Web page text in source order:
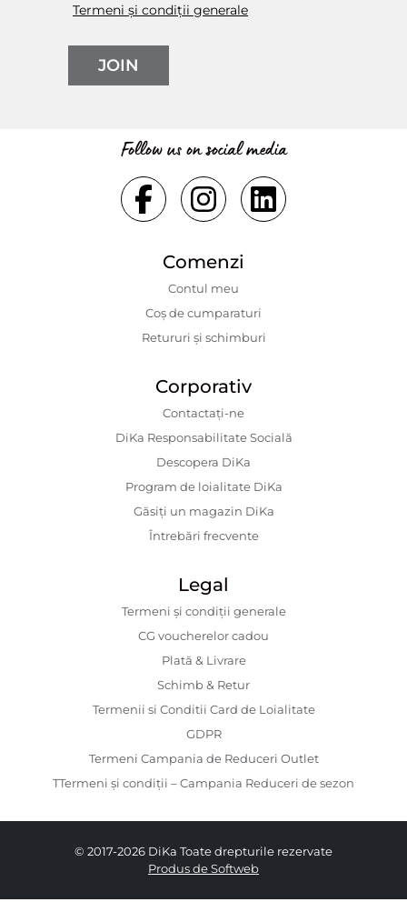
Termeni și condiții generale
JOIN
Follow us on social media
Comenzi
Contul meu
Coș de cumparaturi
Retururi și schimburi
Corporativ
Contactaţi-ne
DiKa Responsabilitate Socială
Descopera DiKa
Program de loialitate DiKa
Găsiți un magazin DiKa
Întrebări frecvente
Legal
Termeni și condiții generale
CG voucherelor cadou
Plată & Livrare
Schimb & Retur
Termenii si Conditii Card de Loialitate
GDPR
Termeni Campania de Reduceri Outlet
TTermeni și condiții – Campania Reduceri de sezon
© 2017-2026 DiKa Toate drepturile rezervate
Produs de Softweb